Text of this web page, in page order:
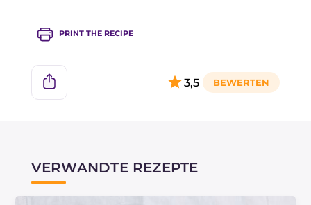
bestreichen.
PRINT THE RECIPE
3,5
VERWANDTE REZEPTE